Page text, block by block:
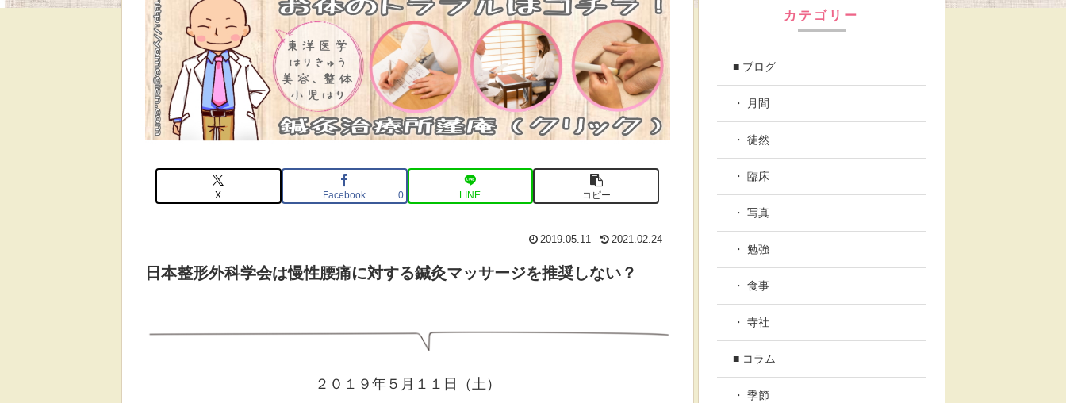
X Facebook 0 LINE コピー
2019.05.11 2021.02.24
日本整形外科学会は慢性腰痛に対する鍼灸マッサージを推奨しない？
２０１９年５月１１日（土）
カテゴリー
■ ブログ
・ 月間
・ 徒然
・ 臨床
・ 写真
・ 勉強
・ 食事
・ 寺社
■ コラム
・ 季節